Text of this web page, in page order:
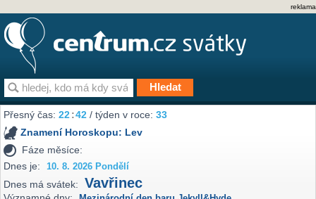
reklama
Přesný čas:22:42 / týden v roce:33
Znamení Horoskopu: Lev
Fáze měsíce:
Dnes je:
10. 8. 2026 Pondělí
Dnes má svátek: Vavřinec